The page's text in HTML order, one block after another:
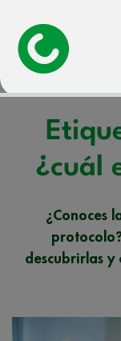
Portada»
¿cuál
¿Conoces
descubrirlas